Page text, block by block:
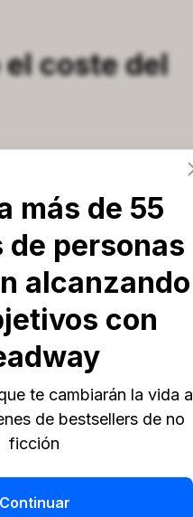
coste del
más de 55
de personas
alcanzando
con
te cambiarán la vida a
de bestsellers de no
ficción
Continuar